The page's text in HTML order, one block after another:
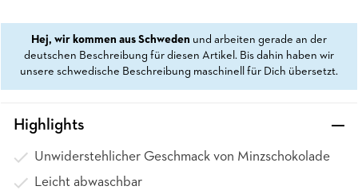
Hej, wir kommen aus Schweden und arbeiten gerade an der
deutschen Beschreibung für diesen Artikel. Bis dahin haben wir
unsere schwedische Beschreibung maschinell für Dich übersetzt.
Highlights
Unwiderstehlicher Geschmack von Minzschokolade
Leicht abwaschbar